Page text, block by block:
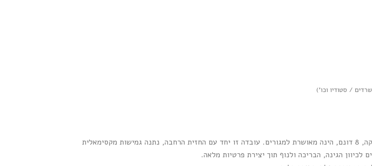
מעבר למיקום ה "פריים" של חלקת המגורים, מה שמייחד מאד את הנחלה הוא שכל החלקה, 8 דונם, הינה מאושרת למגורים. עובדה זו יחד עם החזית הרחבה, נתנה גמישות מקסימאלית